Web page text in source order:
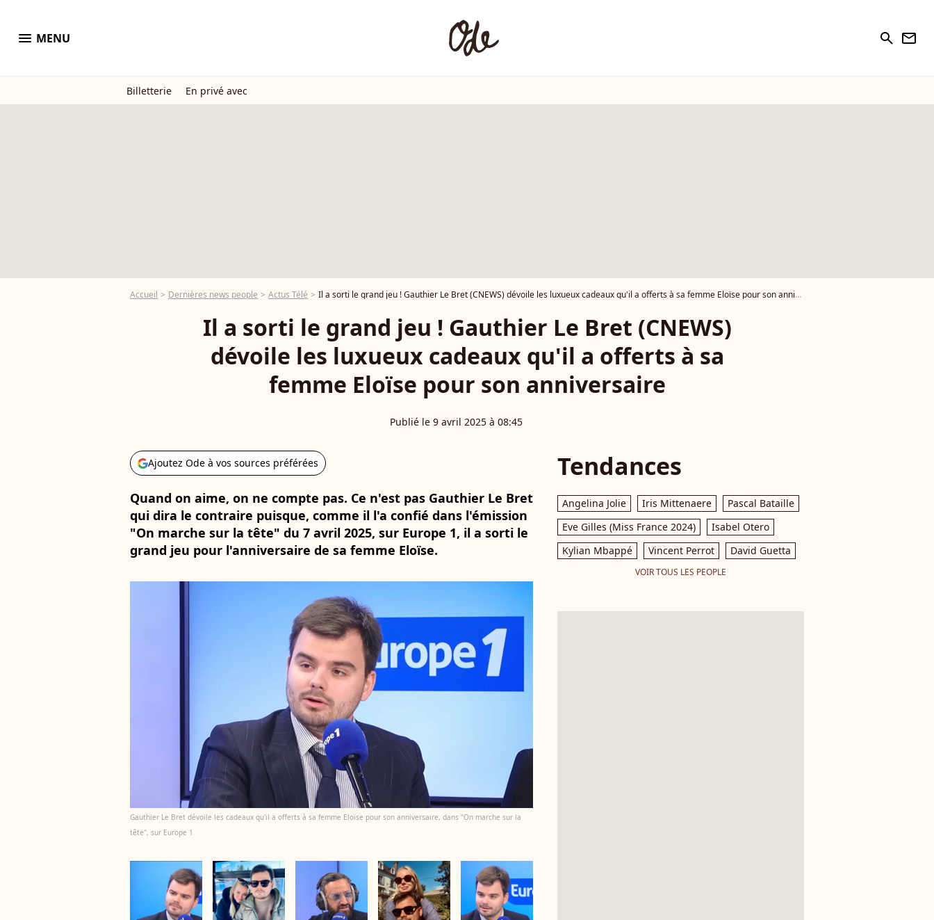
menu MENU search newsletter
Billetterie En privé avec
Accueil Dernières news people Actus Télé Il a sorti le grand jeu ! Gauthier Le Bret (CNEWS) dévoile les luxueux cadeaux qu'il a offerts à sa femme Eloïse pour son anniversaire
Il a sorti le grand jeu ! Gauthier Le Bret (CNEWS)
dévoile les luxueux cadeaux qu'il a offerts à sa
femme Eloïse pour son anniversaire
Publié le 9 avril 2025 à 08:45
Ajoutez Ode à vos sources préférées
Quand on aime, on ne compte pas. Ce n'est pas Gauthier Le Bret
qui dira le contraire puisque, comme il l'a confié dans l'émission
"On marche sur la tête" du 7 avril 2025, sur Europe 1, il a sorti le
grand jeu pour l'anniversaire de sa femme Eloïse.
Gauthier Le Bret dévoile les cadeaux qu'il a offerts à sa femme Eloïse pour son anniversaire, dans "On marche sur la
tête", sur Europe 1
Tendances
Angelina Jolie Iris Mittenaere
Pascal Bataille
Eve Gilles (Miss France 2024)
Isabel Otero
Kylian Mbappé
Vincent Perrot David Guetta
VOIR TOUS LES PEOPLE